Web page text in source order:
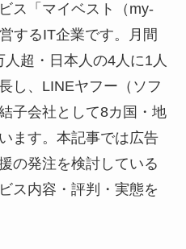
ス「マイベスト（my-
するIT企業です。月間
超・日本人の4人に1人
し、LINEヤフー（ソフ
子会社として8カ国・地
ます。本記事では広告
の発注を検討している
ス内容・評判・実態を